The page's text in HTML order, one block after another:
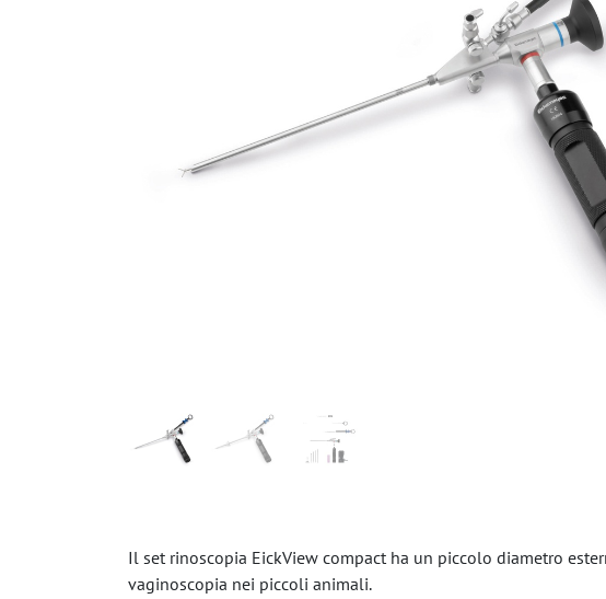
Il set rinoscopia EickView compact ha un piccolo diametro
vaginoscopia nei piccoli animali.